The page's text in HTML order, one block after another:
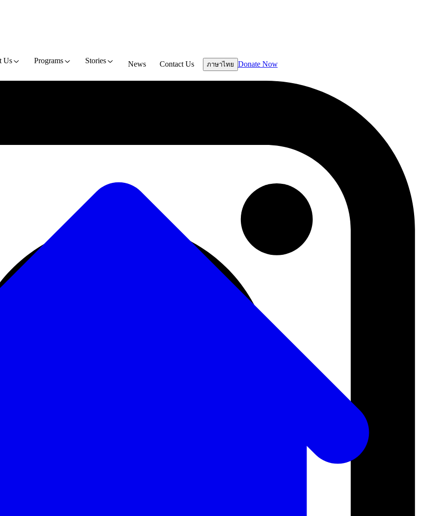
Us Programs Stories News Contact Us ภาษาไทย Donate Now